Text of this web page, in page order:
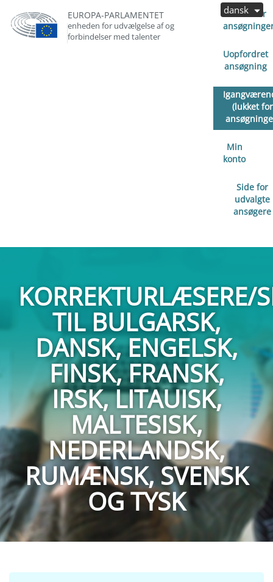
EUROPA-PARLAMENTET
enheden for udvælgelse af og
forbindelser med talenter
Åben for
Uopfordret
ansøgning
(lukket for
Min
konto
Side for
udvalgte
ansøgere
dansk
KORREKTURLÆSERE/
TIL BULGARSK,
DANSK, ENGELSK,
FINSK, FRANSK,
IRSK, LITAUISK,
MALTESISK,
NEDERLANDSK,
RUMÆNSK, SVENSK
OG TYSK